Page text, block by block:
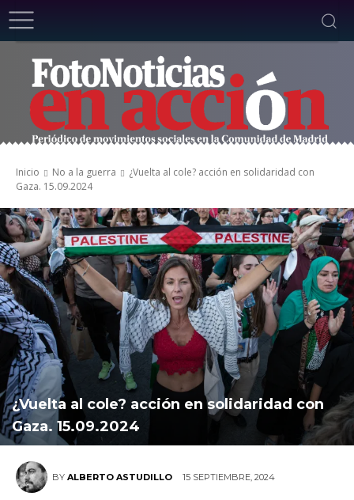
Inicio No a la guerra
¿Vuelta al cole? acción en solidaridad con
Gaza. 15.09.2024
¿Vuelta al cole? acción en solidaridad con
Gaza. 15.09.2024
BY ALBERTO ASTUDILLO 15 SEPTIEMBRE, 2024